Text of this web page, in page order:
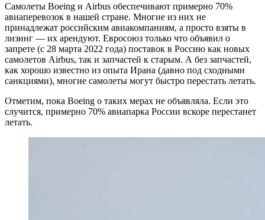
Самолеты Boeing и Airbus обеспечивают примерно 70%
авиаперевозок в нашей стране. Многие из них не
принадлежат российским авиакомпаниям, а просто взяты в
лизинг — их арендуют. Евросоюз только что объявил о
запрете (с 28 марта 2022 года) поставок в Россию как новых
самолетов Airbus, так и запчастей к старым. А без запчастей,
как хорошо известно из опыта Ирана (давно под сходными
санкциями), многие самолеты могут быстро перестать летать.
Отметим, пока Boeing о таких мерах не объявляла. Если это
случится, примерно 70% авиапарка России вскоре перестанет
летать.